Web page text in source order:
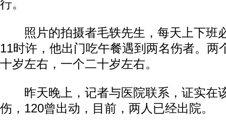
行。
照片的拍摄者毛轶先生，每天上下班
11时许，他出门吃午餐遇到两名伤者。两
十岁左右，一个二十岁左右。
昨天晚上，记者与医院联系，证实在
伤，120曾出动，目前，两人已经出院。